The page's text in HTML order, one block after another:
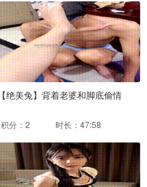
【绝美兔】背着老婆和脚底偷情
积分：2 时长：47:58